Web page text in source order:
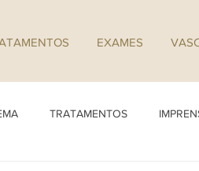
EXAMES
TRATAMENTOS